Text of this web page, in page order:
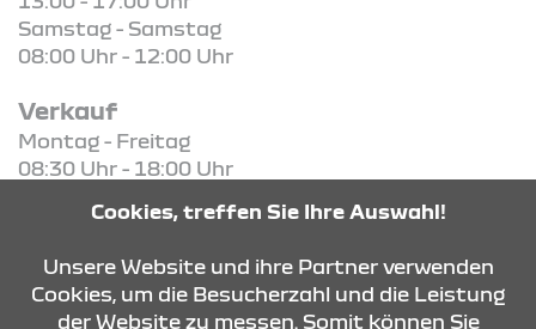
Samstag - Samstag
08:00 Uhr - 12:00 Uhr
Verkauf
Montag - Freitag
08:30 Uhr - 18:00 Uhr
08:30 Uhr - 13:00 Uhr
Cookies, treffen Sie Ihre Auswahl!
Unsere Website und ihre Partner verwenden
Cookies, um die Besucherzahl und die Leistung
der Website zu messen. Somit können Sie